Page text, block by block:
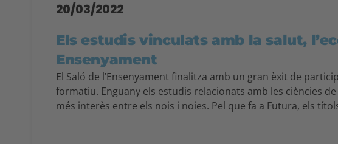
20/03/2022
Els estudis vinculats amb la salut,
Ensenyament
El Saló de l’Ensenyament finalitza amb un gran èxit de
formatiu. Enguany els estudis relacionats amb les ciències
més interès entre els nois i noies. Pel que fa a Futura, els